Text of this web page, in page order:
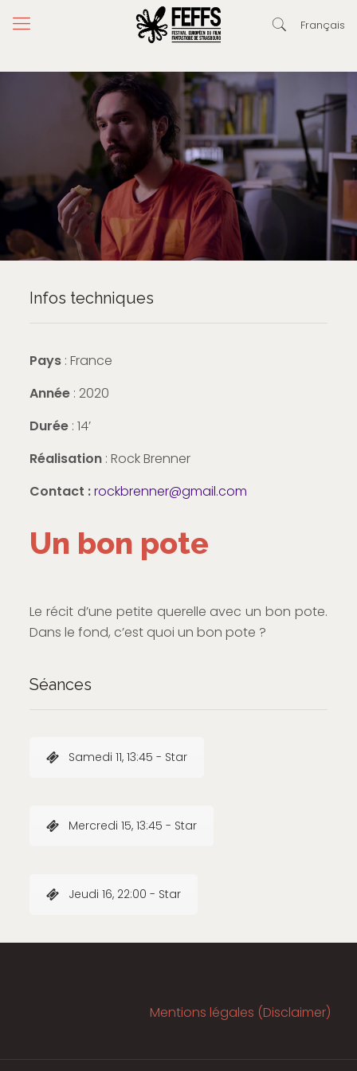
Français
Infos techniques
Pays : France
Année : 2020
Durée: 14’
Réalisation: Rock Brenner
Contact :rockbrenner@gmail.com
Un bon pote
Le récit d’une petite querelle avec un bon pote.
Dans le fond, c’est quoi un bon pote ?
Séances
Samedi 11, 13:45 - Star
Mercredi 15, 13:45 - Star
Jeudi 16, 22:00 - Star
Mentions légales (Disclaimer)